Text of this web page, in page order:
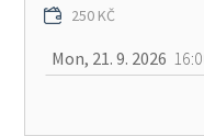
250 KČ
Mon, 21. 9. 2026